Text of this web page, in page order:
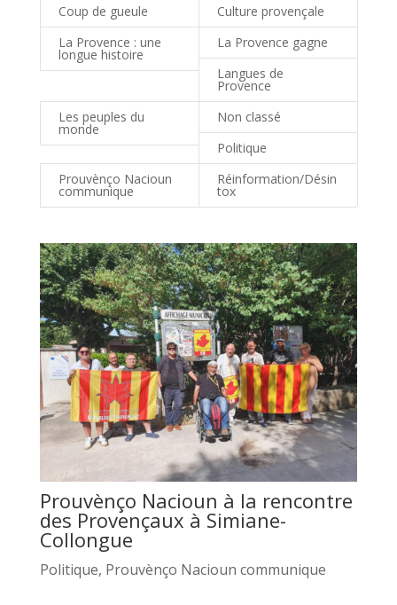
Coup de gueule
Culture provençale
La Provence : une
longue histoire
La Provence gagne
Langues de
Provence
Les peuples du
monde
Non classé
Politique
Prouvènço Nacioun
communique
Réinformation/Désin
tox
Prouvènço Nacioun à la rencontre
des Provençaux à Simiane-
Collongue
Politique, Prouvènço Nacioun communique